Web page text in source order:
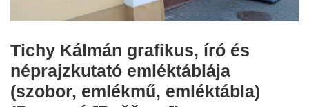
Tichy Kálmán grafikus, író és
néprajzkutató emléktáblája
(szobor, emlékmű, emléktábla)